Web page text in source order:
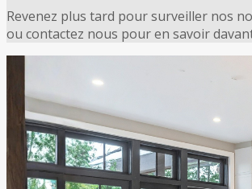
Revenez plus tard pour surveiller nos
ou contactez nous pour en savoir